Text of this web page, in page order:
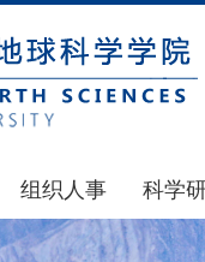
组织人事
通知公告
科学
国家